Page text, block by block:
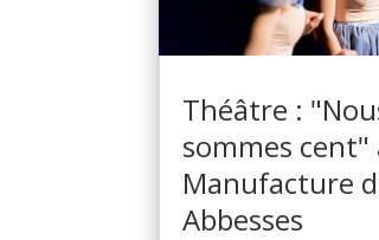
Théâtre :
sommes cent"
Manufacture
Abbesses